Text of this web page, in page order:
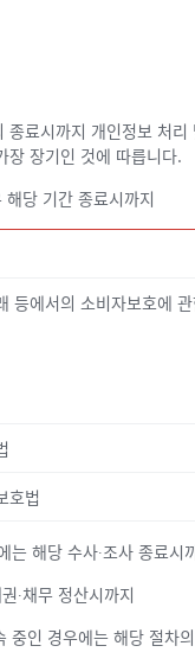
료시까지 개인정보 처
장 장기인 것에 따릅니다.
당 기간 종료시까지
등에서의 소비자보호에
호법
는 해당 수사∙조사 종료시
∙채무 정산시까지
인 경우에는 해당 절차